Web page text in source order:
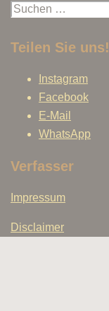
Suchen
Teilen Sie uns!
Instagram
Facebook
E-Mail
WhatsApp
Verfasser
Impressum
Disclaimer